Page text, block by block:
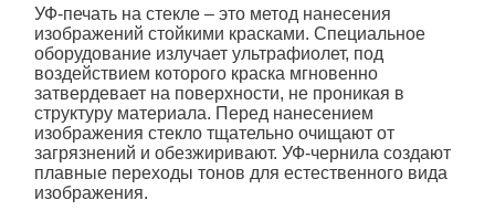
УФ-печать на стекле– это метод нанесения
изображений стойкими красками. Специальное
оборудование излучает ультрафиолет, под
воздействием которого краска мгновенно
затвердевает на поверхности, не проникая в
структуру материала. Перед нанесением
изображения стекло тщательно очищают от
загрязнений и обезжиривают. УФ-чернила создают
плавные переходы тонов для естественного вида
изображения.